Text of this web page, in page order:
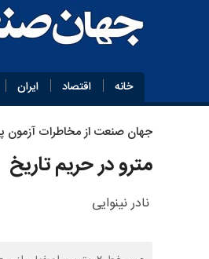
خانه اقتصاد ایران
جهان‌ صنعت از مخاطرات
مترو در حریم تاریخ
نادر نینوایی